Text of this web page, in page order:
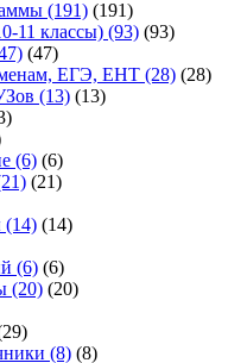
(191) (191)
11 классы) (93) (93)
(47)
ЕГЭ, ЕНТ (28) (28)
(13) (13)
(6) (6)
(21)
(14) (14)
(6) (6)
(20) (20)
(8) (8)